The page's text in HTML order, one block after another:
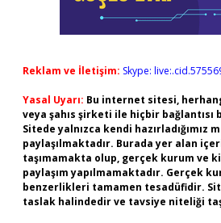
Reklam ve İletişim: Skype:
Yasal Uyarı: Bu internet sitesi,
veya şahıs şirketi ile hiçbir bağlantısı
Sitede yalnızca kendi hazırladığımız
paylaşılmaktadır. Burada yer alan
taşımamakta olup, gerçek kurum ve
paylaşım yapılmamaktadır. Gerçek
benzerlikleri tamamen tesadüfidir.
taslak halindedir ve tavsiye niteliği